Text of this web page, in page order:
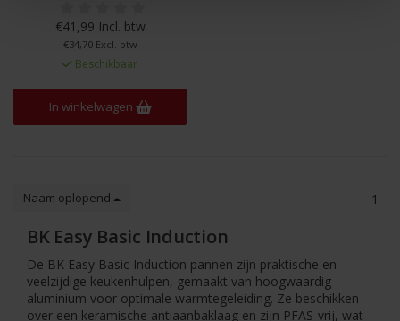
€41,99 Incl. btw
€34,70 Excl. btw
Beschikbaar
In winkelwagen
Naam oplopend 1
BK Easy Basic Induction
De BK Easy Basic Induction pannen zijn praktische en
veelzijdige keukenhulpen, gemaakt van hoogwaardig
aluminium voor optimale warmtegeleiding. Ze beschikken
over een keramische antiaanbaklaag en zijn PFAS-vrij, wat